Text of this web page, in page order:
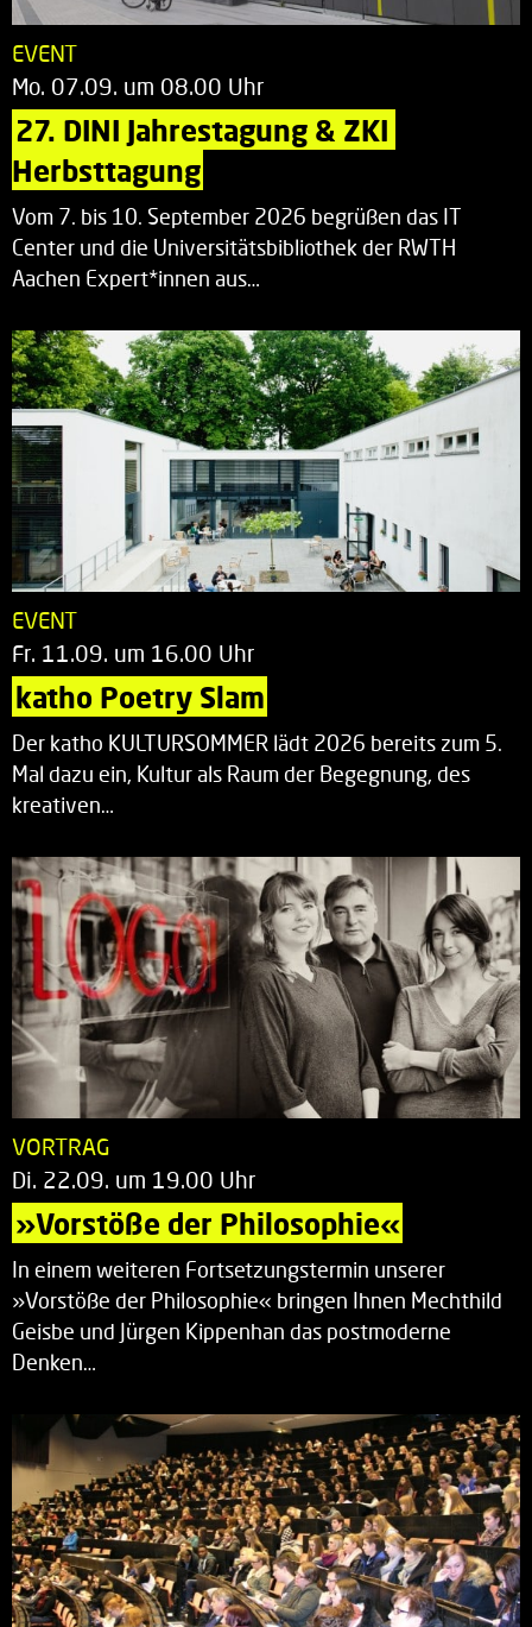
EVENT
Mo. 07.09. um 08.00 Uhr
27. DINI Jahrestagung & ZKI
Herbsttagung
Vom 7. bis 10. September 2026 begrüßen das IT
Center und die Universitätsbibliothek der RWTH
Aachen Expert*innen aus…
EVENT
Fr. 11.09. um 16.00 Uhr
katho Poetry Slam
Der katho KULTURSOMMER lädt 2026 bereits zum 5.
Mal dazu ein, Kultur als Raum der Begegnung, des
kreativen…
VORTRAG
Di. 22.09. um 19.00 Uhr
»Vorstöße der Philosophie«
In einem weiteren Fortsetzungstermin unserer
»Vorstöße der Philosophie« bringen Ihnen Mechthild
Geisbe und Jürgen Kippenhan das postmoderne
Denken…